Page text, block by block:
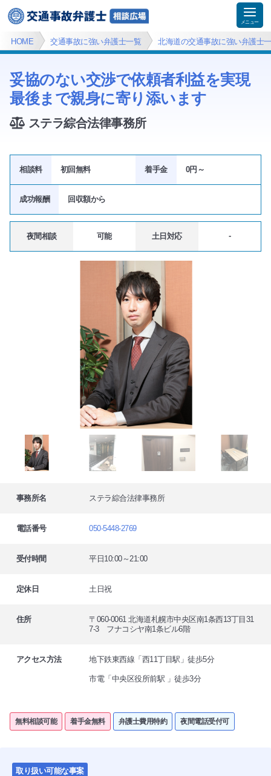
HOME 交通事故に強い弁護士一覧 北海道の交通事故に強い弁護士
妥協のない交渉で依頼者利益を実現
最後まで親身に寄り添います
ステラ綜合法律事務所
相談料 初回無料 着手金 0円～
成功報酬 回収額から
夜間相談 可能 土日対応 -
事務所名 ステラ綜合法律事務所
電話番号 050-5448-2769
受付時間 平日10:00～21:00
定休日 土日祝
住所
〒060-0061 北海道札幌市中央区南1条西13丁目31
7-3 フナコシヤ南1条ビル6階
アクセス方法 地下鉄東西線「西11丁目駅」徒歩5分
市電「中央区役所前駅 」徒歩3分
無料相談可能 着手金無料 弁護士費用特約 夜間電話受付可
取り扱い可能な事案